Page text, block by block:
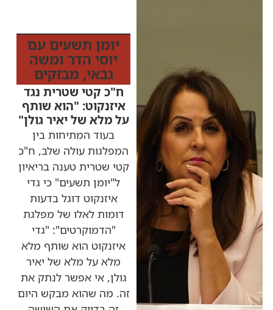
יומן תשעים עם
יוסי הדר ומשה
גבאי, מבזקים
ח"כ קטי שטרית נגד
איזנקוט: "הוא שותף
על מלא של יאיר גולן"
בעוד המתיחות בין
המפלגות עולה שלב, ח"כ
קטי שטרית טענה בריאיון
ל"יומן תשעים" כי גדי
איזנקוט דוגל בדעות
דומות לאלו של מפלגת
"הדמוקרטים": "גדי
איזנקוט הוא שותף מלא
מלא על מלא של יאיר
גולן, אי אפשר לנתק את
זה. מה שהוא מבקש היום